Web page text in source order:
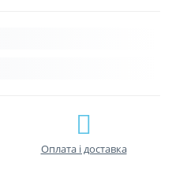
Оплата і доставка